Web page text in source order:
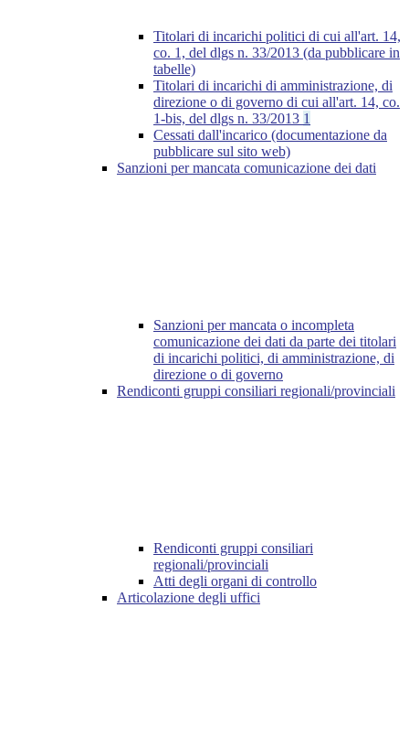
Titolari di incarichi politici di cui all'art. 14,
co. 1, del dlgs n. 33/2013 (da pubblicare in
tabelle)
Titolari di incarichi di amministrazione, di
direzione o di governo di cui all'art. 14, co.
1-bis, del dlgs n. 33/2013 1
Cessati dall'incarico (documentazione da
pubblicare sul sito web)
Sanzioni per mancata comunicazione dei dati
Sanzioni per mancata o incompleta
comunicazione dei dati da parte dei titolari
di incarichi politici, di amministrazione, di
direzione o di governo
Rendiconti gruppi consiliari regionali/provinciali
Rendiconti gruppi consiliari
regionali/provinciali
Atti degli organi di controllo
Articolazione degli uffici